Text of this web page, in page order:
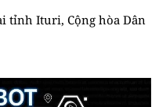
tỉnh Ituri, Cộng hòa Dân